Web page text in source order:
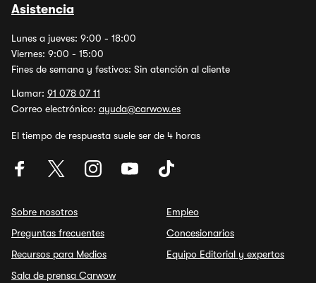
Asistencia
Lunes a jueves: 9:00 - 18:00
Viernes: 9:00 - 15:00
Fines de semana y festivos: Sin atención al cliente
Llamar: 91 078 07 11
Correo electrónico: ayuda@carwow.es
El tiempo de respuesta suele ser de 4 horas
Sobre nosotros
Preguntas frecuentes
Recursos para Medios
Sala de prensa Carwow
Empleo
Concesionarios
Equipo Editorial y expertos